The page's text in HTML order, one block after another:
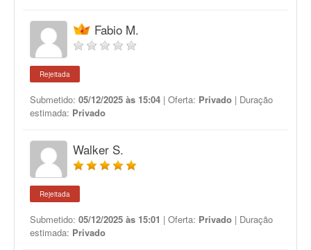
Fabio M.
Rejeitada
Submetido: 05/12/2025 às 15:04 | Oferta: Privado | Duração
estimada: Privado
Walker S.
Rejeitada
Submetido: 05/12/2025 às 15:01 | Oferta: Privado | Duração
estimada: Privado